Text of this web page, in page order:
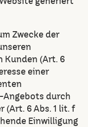
Zwecke der
Kunden (Art. 6
einer
Angebots durch
(Art. 6 Abs. 1 lit. f
Einwilligung